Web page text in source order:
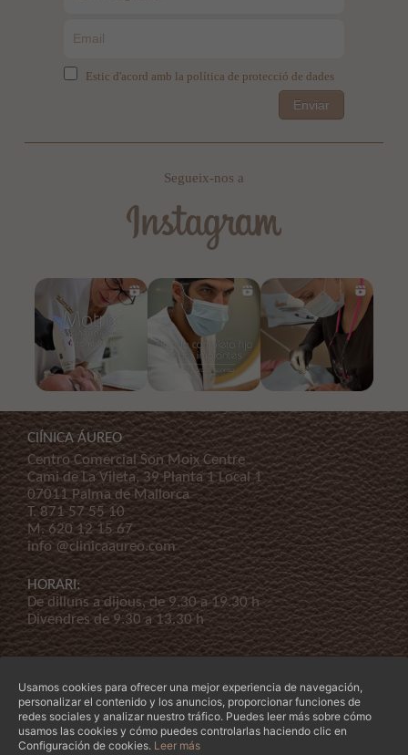
Estic d'acord amb la política de protecció de dades
Enviar
Segueix-nos a
ClÍNICA ÁUREO
Centro Comercial Son Moix Centre
Cami de La Vileta, 39 Planta 1 Local 1
07011 Palma de Mallorca
T.871 57 55 10
M.620 12 15 67
info @clinicaaureo.com
HORARI:
De dilluns a dijous, de 9.30 a 19.30 h
Divendres de 9.30 a 13.30 h
© Copyright 2026 Clínica Áureo S.L.Legal-Declaración de Accessibilidad
condicions-La nostra empresa
Usamos cookies para ofrecer una mejor experiencia de navegación,
personalizar el contenido y los anuncios, proporcionar funciones de
redes sociales y analizar nuestro tráfico. Puedes leer más sobre cómo
usamos las cookies y cómo puedes controlarlas haciendo clic en
Configuración de cookies. Leer más